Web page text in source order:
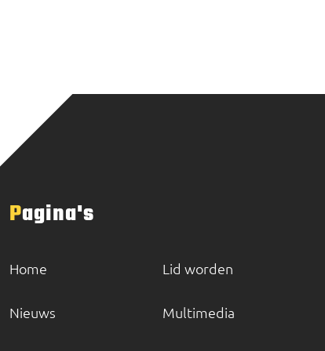
Pagina's
Home
Nieuws
Lid worden
Multimedia